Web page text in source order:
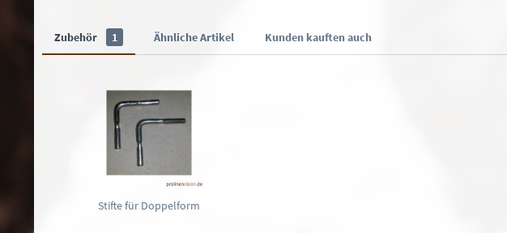
Zubehör 1 Ähnliche Artikel Kunden kauften auch
Stifte für Doppelform